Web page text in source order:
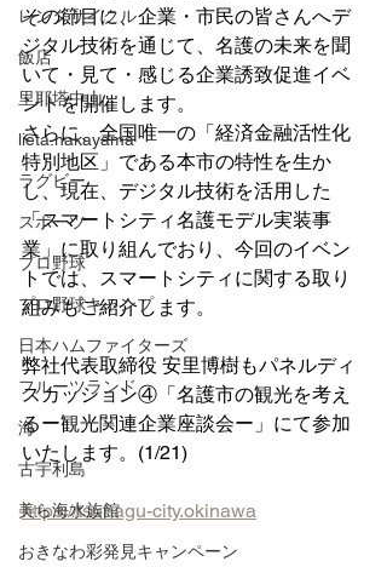
レンタサイクル
飯店
里耶塔中山
lieta.nakayama
ラグビー
スポーツ
プロ野球
プロ野球キャンプ
日本ハムファイターズ
フルーツランド
海
古宇利島
美ら海水族館
おきなわ彩発見キャンペーン
その節目に、企業・市民の皆さんへデ
ジタル技術を通じて、名護の未来を聞
いて・見て・感じる企業誘致促進イベ
ントを開催します。
さらに、全国唯一の「経済金融活性化
特別地区」である本市の特性を生か
し、現在、デジタル技術を活用した
「スマートシティ名護モデル実装事
業」に取り組んでおり、今回のイベン
トでは、スマートシティに関する取り
組みもご紹介します。
弊社代表取締役 安里博樹もパネルディ
スカッション④「名護市の観光を考え
るー観光関連企業座談会ー」にて参加
いたします。(1/21)
https://tsunagu-city.okinawa